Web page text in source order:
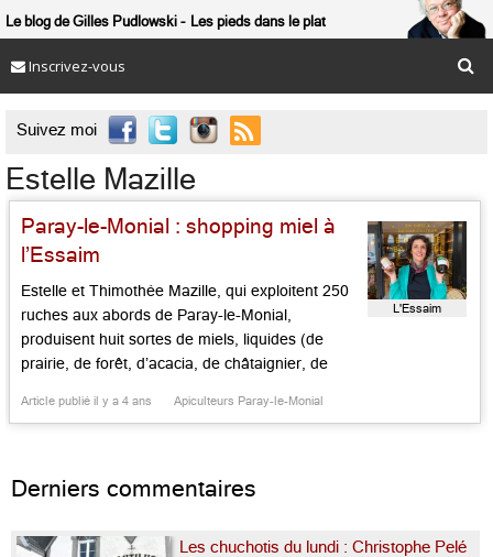
Le blog de Gilles Pudlowski Les pieds dans le plat
Inscrivez-vous
Suivez moi 
Estelle Mazille
Paray-le-Monial : shopping miel à
l’Essaim
Estelle et Thimothée Mazille, qui exploitent 250
ruches aux abords de Paray-le-Monial,
produisent huit sortes de miels, liquides (de
prairie, de forêt, d’acacia, de châtaignier, de
Charolais, de pissenlit l) et des séries limitées
Article publié il y a 4 ans Apiculteurs Paray-le-Monial
L'Essaim
Derniers commentaires
Les chuchotis du lundi : Christophe Pelé